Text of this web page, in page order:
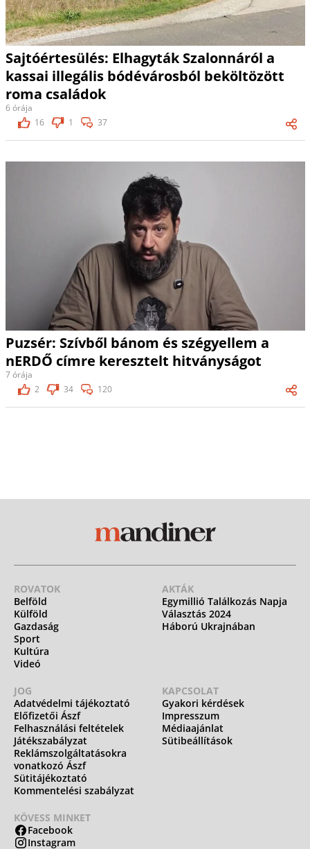
Sajtóértesülés: Elhagyták Szalonnáról a
kassai illegális bódévárosból beköltözött
roma családok
6 órája
16
1 37
Puzsér: Szívből bánom és szégyellem a
nERDŐ címre keresztelt hitványságot
7 órája
2
34 120
ROVATOK
Belföld
Külföld
Gazdaság
Sport
Kultúra
Videó
AKTÁK
Egymillió Találkozás Napja
Választás 2024
Háború Ukrajnában
JOG
Adatvédelmi tájékoztató
Előfizetői Ászf
Felhasználási feltételek
Játékszabályzat
Reklámszolgáltatásokra
vonatkozó Ászf
Sütitájékoztató
Kommentelési szabályzat
KAPCSOLAT
Gyakori kérdések
Impresszum
Médiaajánlat
Sütibeállítások
KÖVESS MINKET
Facebook
Instagram